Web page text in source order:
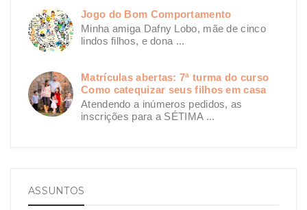
Jogo do Bom Comportamento
Minha amiga Dafny Lobo, mãe de cinco
lindos filhos, e dona ...
Matrículas abertas: 7ª turma do curso
Como catequizar seus filhos em casa
Atendendo a inúmeros pedidos, as
inscrições para a SÉTIMA ...
ASSUNTOS